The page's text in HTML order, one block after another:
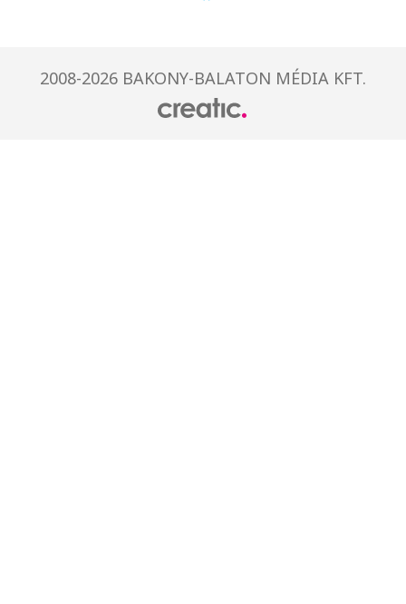
2008-2026 BAKONY-BALATON MÉDIA KFT.